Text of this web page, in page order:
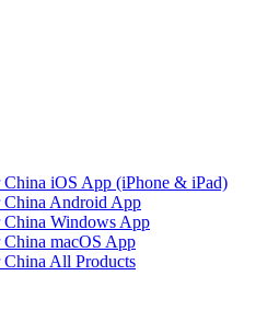
iOS App (iPhone & iPad)
Android App
Windows App
macOS App
All Products